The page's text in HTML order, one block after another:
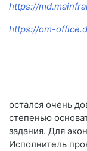
https://
https://om-
остался очень
степенью
задания. Для
Исполнитель